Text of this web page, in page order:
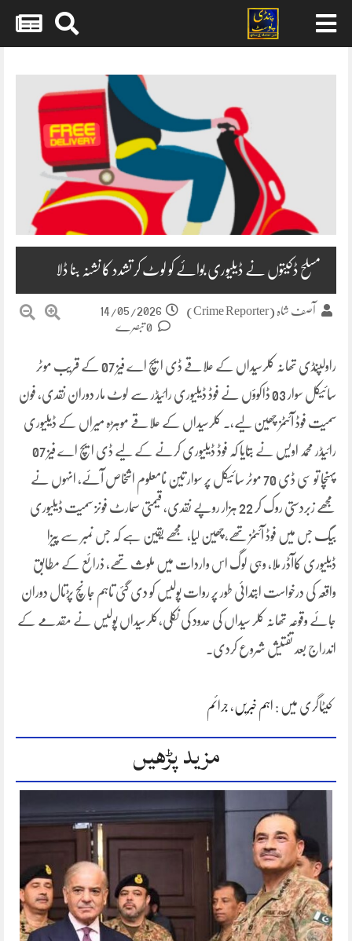
content
مسلح ڈکیتوں نے ڈیلیوری بوائے کو لوٹ کر تشدد کا نشنہ بنا ڈلا
آصف شاہ (Crime Reporter)
14/05/2026
راولپنڈی تھانہ کلرسیداں کے علاقے ڈی ایچ اے فیز 07 کے قریب موٹر
سائیکل سوار 03 ڈاکوؤں نے فوڈ ڈیلیوری رائیڈر سے لوٹ مار دوران نقدی، فون
سمیت فوڈ آئٹمز چھین لیے،۔ کلرسیداں کے علاقے موہڑہ میراں کے ڈیلیوری
رائیڈر محمد اویس نے بتایا کہ فوڈ ڈیلیوری کرنے کے لیے ڈی ایچ اے فیز 07
پہنچا تو سی ڈی 70 موٹر سائیکل پر سوار تین نامعلوم اشخاص آئے، انہوں نے
مجھے زبردستی روک کر 22 ہزار روپے نقدی، قیمتی سمارٹ فونز سمیت ڈیلیوری
بیگ جس میں فوڈ آئٹمز تھے،چھین لیا، مجھے یقین ہے کہ جس نمبر سے پیزا
ڈیلیوری کاآڈر ملا، وہی لوگ اس واردات میں ملوث تھے، ذرائع کے مطابق
واقعہ کی درخواست ابتدائی طور پر روات پولیس کو دی گئی تاہم جانچ پڑتال دوران
جائے وقوعہ تھانہ کلر سیداں کی حدود کی نکلی،کلرسیداں پولیس نے مقدمے کے
اندراج بعد تفتیش شروع کردی۔
کیٹاگری میں : اہم خبریں ، جرائم
مزید پڑھیں